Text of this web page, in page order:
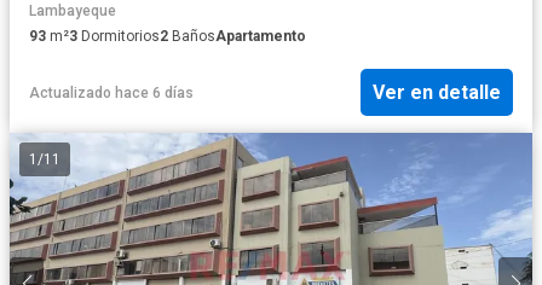
Lambayeque
93 m²3 Dormitorios2 BañosApartamento
Actualizado hace 6 días Ver en detalle
1 /11